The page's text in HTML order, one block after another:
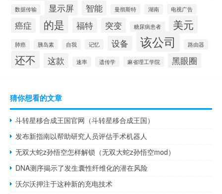
数据传输 显示屏 智能 曼彻斯特 湖南 电视广告
癌症 的是 福特 突变 糖尿病患者 美元
肺癌 胰岛素 自我 记忆 设备 该公司 路由器
还不 这款 速率 遗传学 麻省理工学院 黑眼圈
猜你想看的文章
斗转星移合成王国官网（斗转星移合成王国）
发布新指南以帮助研究人员评估手术机器人
无双大蛇z孙悟空怎样解锁（无双大蛇z孙悟空mod）
DNA测序揭示了发生囊性纤维化的潜在风险
沃尔沃押注于这种新的充电技术